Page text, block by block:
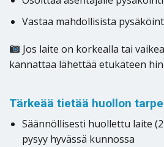
Vastaa mahdollisista
Jos laite on korkealla tai
kannattaa lähettää etukäteen
Tärkeää tietää huollon
Säännöllisesti huollettu laite
pysyy hyvässä kunnossa